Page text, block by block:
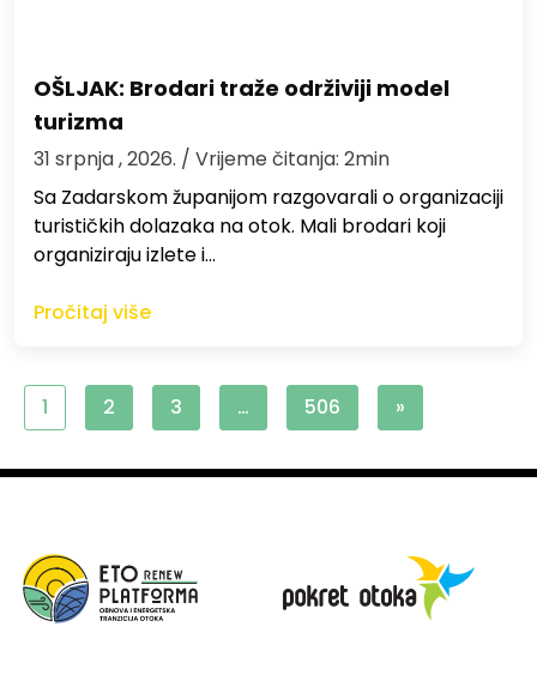
OŠLJAK: Brodari traže održiviji model
turizma
31 srpnja , 2026. / Vrijeme čitanja: 2min
Sa Zadarskom županijom razgovarali o organizaciji
turističkih dolazaka na otok. Mali brodari koji
organiziraju izlete i…
Pročitaj više
1 2 3 … 506 »